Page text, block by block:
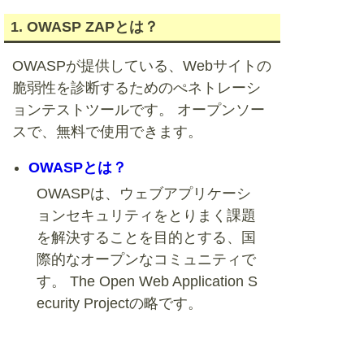
1. OWASP ZAPとは？
OWASPが提供している、Webサイトの
脆弱性を診断するためのぺネトレーシ
ョンテストツールです。 オープンソー
スで、無料で使用できます。
OWASPとは？
OWASPは、ウェブアプリケーシ
ョンセキュリティをとりまく課題
を解決することを目的とする、国
際的なオープンなコミュニティで
す。 The Open Web Application S
ecurity Projectの略です。